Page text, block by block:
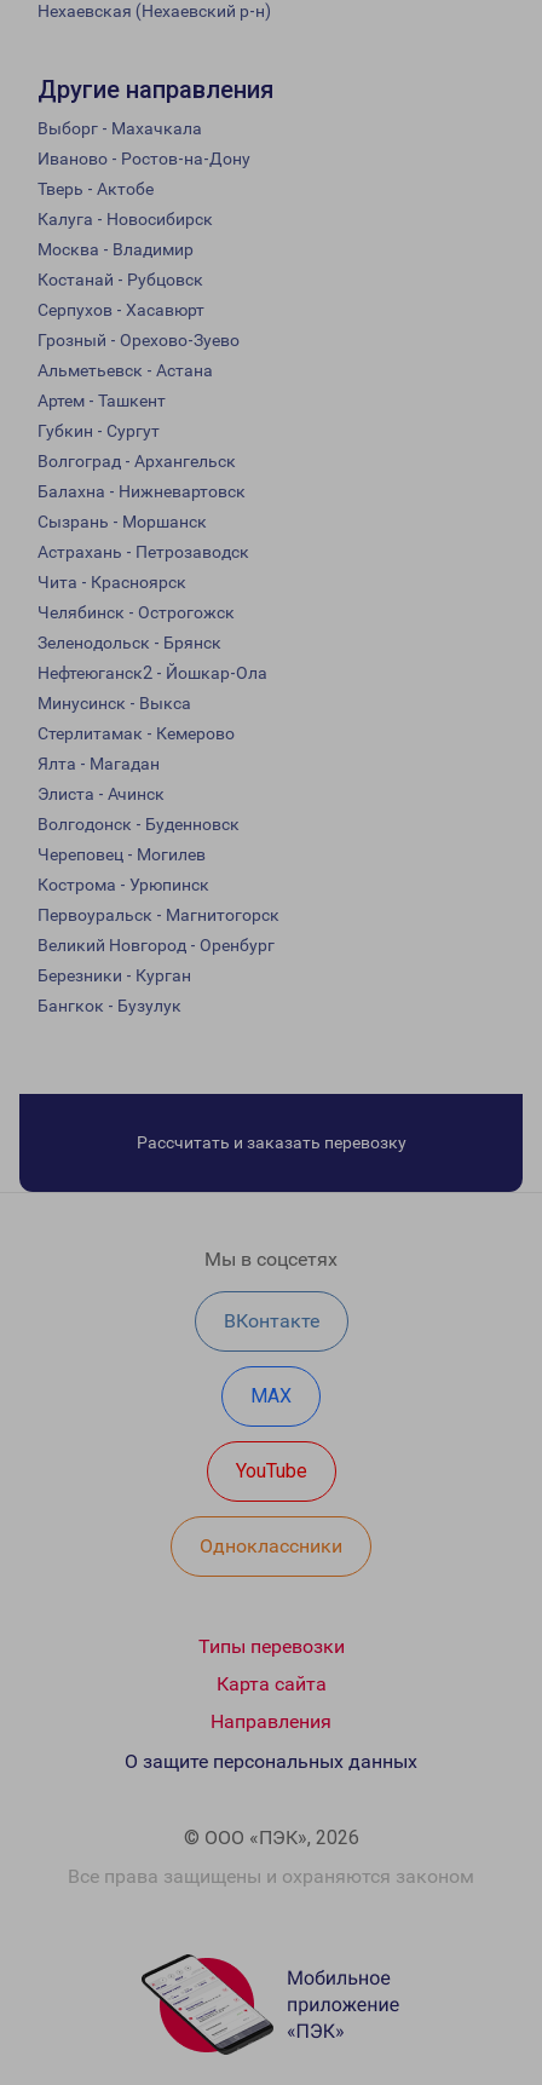
Нехаевская (Нехаевский р-н)
Другие направления
Выборг - Махачкала
Иваново - Ростов-на-Дону
Тверь - Актобе
Калуга - Новосибирск
Москва - Владимир
Костанай - Рубцовск
Серпухов - Хасавюрт
Грозный - Орехово-Зуево
Альметьевск - Астана
Артем - Ташкент
Губкин - Сургут
Волгоград - Архангельск
Балахна - Нижневартовск
Сызрань - Моршанск
Астрахань - Петрозаводск
Чита - Красноярск
Челябинск - Острогожск
Зеленодольск - Брянск
Нефтеюганск2 - Йошкар-Ола
Минусинск - Выкса
Стерлитамак - Кемерово
Ялта - Магадан
Элиста - Ачинск
Волгодонск - Буденновск
Череповец - Могилев
Кострома - Урюпинск
Первоуральск - Магнитогорск
Великий Новгород - Оренбург
Березники - Курган
Бангкок - Бузулук
Рассчитать и заказать перевозку
Мы в соцсетях
ВКонтакте
MAX
YouTube
Одноклассники
Типы перевозки
Карта сайта
Направления
© ООО «ПЭК», 2026
Все права защищены и охраняются законом
О защите персональных данных